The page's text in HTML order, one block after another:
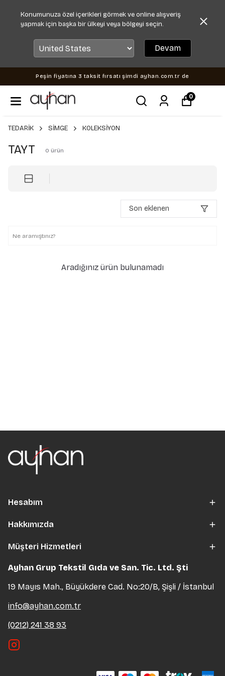
Konumunuza özel içerikleri görmek ve online alışveriş
yapmak için başka bir ülkeyi veya bölgeyi seçin.
Devam
Peşin fiyatına 3 taksit fırsatı şimdi ayhan.com.tr de
0
TEDARİK SİMGE KOLEKSİYON
TAYT 0 ürün
Son eklenen
Aradığınız ürün bulunamadı
Hesabım
Hakkımızda
Müşteri Hizmetleri
Ayhan Grup Tekstil Gıda ve San. Tic. Ltd. Şti
19 Mayıs Mah., Büyükdere Cad. No:20/B, Şişli / İstanbul
info@ayhan.com.tr
(0212) 241 38 93